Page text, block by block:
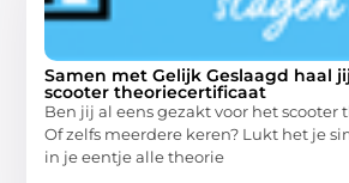
Samen met Gelijk Geslaagd haal
scooter theoriecertificaat
Ben jij al eens gezakt voor het scooter
Of zelfs meerdere keren? Lukt het je
in je eentje alle theorie